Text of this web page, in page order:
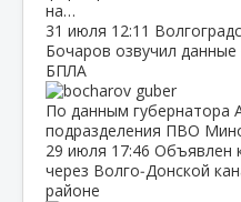
на…
31 июля 12:11
Бочаров озвучил данные
БПЛА
По данным губернатора
подразделения ПВО
29 июля 17:46 Объявлен
через Волго‑Донской
районе